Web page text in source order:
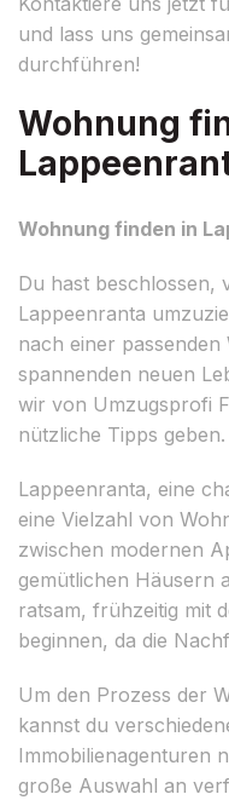
und lass uns
durchführen!
Wohnung
Wohnung finden in
Du hast beschlossen,
Lappeenranta
nach einer
spannenden neuen
wir von Umzugsprofi
nützliche Tipps geben.
Lappeenranta, eine
eine Vielzahl von
zwischen modernen
gemütlichen Häusern
ratsam, frühzeitig mit
beginnen, da die
Um den Prozess der
kannst du
Immobilienagenturen
große Auswahl an